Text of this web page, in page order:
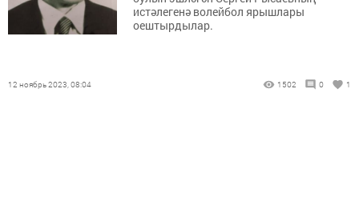
истәлегенә волейбол ярышлары
оештырдылар.
12 ноябрь 2023, 08:04 1502 0 1